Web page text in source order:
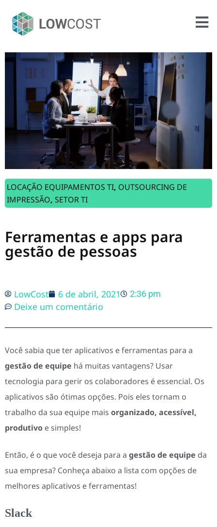
LOCAÇÃO EQUIPAMENTOS TI, OUTSOURCING DE
IMPRESSÃO, SETOR TI
Ferramentas e apps para
gestão de pessoas
LowCost 6 de abril, 2021 2:36 pm
Deixe um comentário
Você sabia que ter aplicativos e ferramentas para a
gestão de equipe há muitas vantagens? Usar
tecnologia para gerir os colaboradores é essencial. Os
aplicativos são ótimas opções. Pois eles tornam o
trabalho da sua equipe mais organizado, acessível,
produtivo e simples!
Então, é o que você deseja para a gestão de equipe da
sua empresa? Conheça abaixo a lista com opções de
melhores aplicativos e ferramentas!
Slack